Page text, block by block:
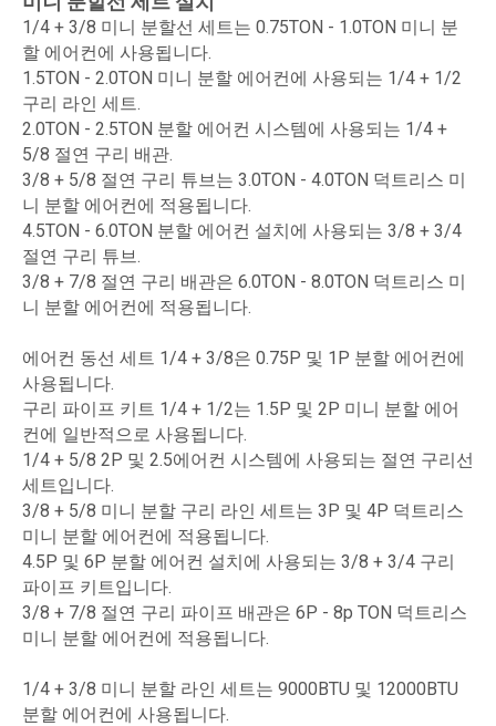
1/4 + 3/8 미니 분할선 세트는 0.75TON - 1.0TON 미니 분
할 에어컨에 사용됩니다.
1.5TON - 2.0TON 미니 분할 에어컨에 사용되는 1/4 + 1/2
구리 라인 세트.
2.0TON - 2.5TON 분할 에어컨 시스템에 사용되는 1/4 +
5/8 절연 구리 배관.
3/8 + 5/8 절연 구리 튜브는 3.0TON - 4.0TON 덕트리스 미
니 분할 에어컨에 적용됩니다.
4.5TON - 6.0TON 분할 에어컨 설치에 사용되는 3/8 + 3/4
절연 구리 튜브.
3/8 + 7/8 절연 구리 배관은 6.0TON - 8.0TON 덕트리스 미
니 분할 에어컨에 적용됩니다.
에어컨 동선 세트 1/4 + 3/8은 0.75P 및 1P 분할 에어컨에
사용됩니다.
구리 파이프 키트 1/4 + 1/2는 1.5P 및 2P 미니 분할 에어
컨에 일반적으로 사용됩니다.
1/4 + 5/8 2P 및 2.5에어컨 시스템에 사용되는 절연 구리선
세트입니다.
3/8 + 5/8 미니 분할 구리 라인 세트는 3P 및 4P 덕트리스
미니 분할 에어컨에 적용됩니다.
4.5P 및 6P 분할 에어컨 설치에 사용되는 3/8 + 3/4 구리
파이프 키트입니다.
3/8 + 7/8 절연 구리 파이프 배관은 6P - 8p TON 덕트리스
미니 분할 에어컨에 적용됩니다.
1/4 + 3/8 미니 분할 라인 세트는 9000BTU 및 12000BTU
분할 에어컨에 사용됩니다.